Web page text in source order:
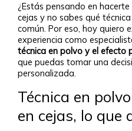
¿Estás pensando en
cejas y no sabes qué
común. Por eso, hoy quiero
experiencia como
técnica en polvo y el efecto
que puedas tomar una
personalizada.
Técnica en
en cejas, lo que